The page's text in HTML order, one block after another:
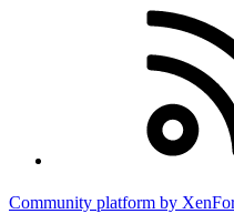
Community platform by